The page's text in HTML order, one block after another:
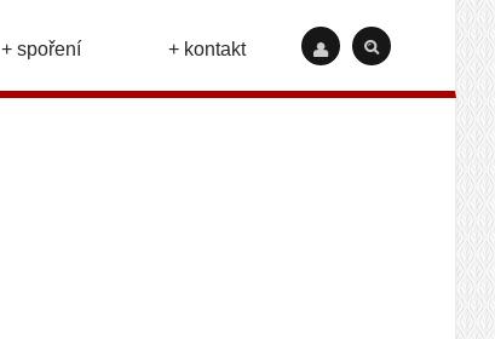
+ spoření + kontakt